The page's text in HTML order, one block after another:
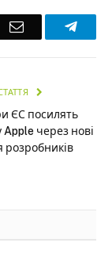
Email
ЄС посилять
Apple через нові
розробників